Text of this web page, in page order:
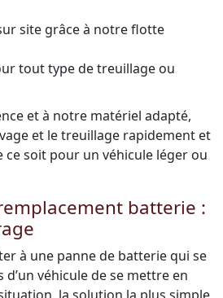
site grâce à notre flotte
tout type de treuillage ou
et à notre matériel adapté,
et le treuillage rapidement et
ce soit pour un véhicule léger ou
batterie :
à une panne de batterie qui se
véhicule de se mettre en